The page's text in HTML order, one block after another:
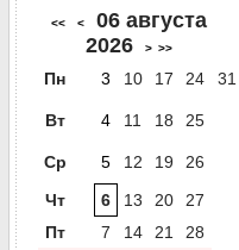
<< <
06 августа
2026
> >>
Пн 3 10 17 24 31
Вт 4 11 18 25
Ср 5 12 19
26
Чт
6 13 20
27
Пт
7 14 21
28